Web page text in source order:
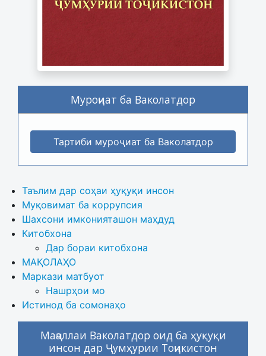
Муроҷиат ба Ваколатдор
Тартиби муроҷиат ба Ваколатдор
Таълим дар соҳаи ҳуқуқи инсон
Муқовимат ба коррупсия
Шахсони имконияташон маҳдуд
Китобхона
Дар бораи китобхона
МАҚОЛАҲО
Маркази матбуот
Нашрҳои мо
Истинод ба сомонаҳо
Маҷаллаи Ваколатдор оид ба ҳуқуқи
инсон дар Ҷумҳурии Тоҷикистон